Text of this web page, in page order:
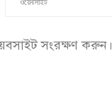
সংরক্ষণ করুন।